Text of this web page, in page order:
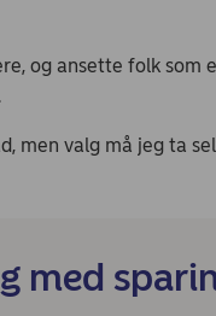
og ansette folk som
men valg må jeg ta
med